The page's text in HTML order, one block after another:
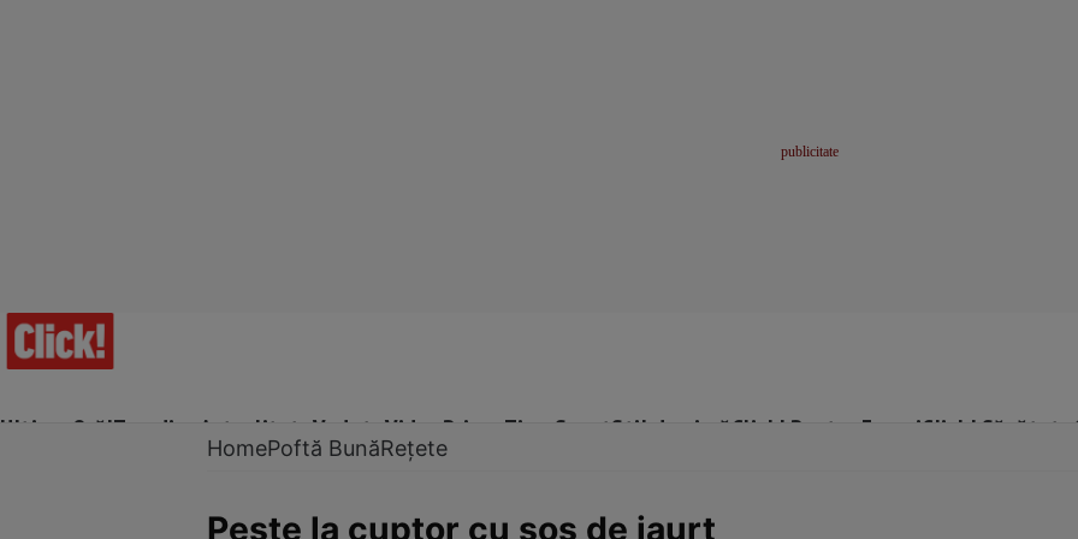
Ultima Oră!Trending Actualitate Vedete Video Prime Time SportStil de viațăClick! Pentru FemeiClick! Sănătate
HomePoftă BunăRețete
Peşte la cuptor cu sos de iaurt